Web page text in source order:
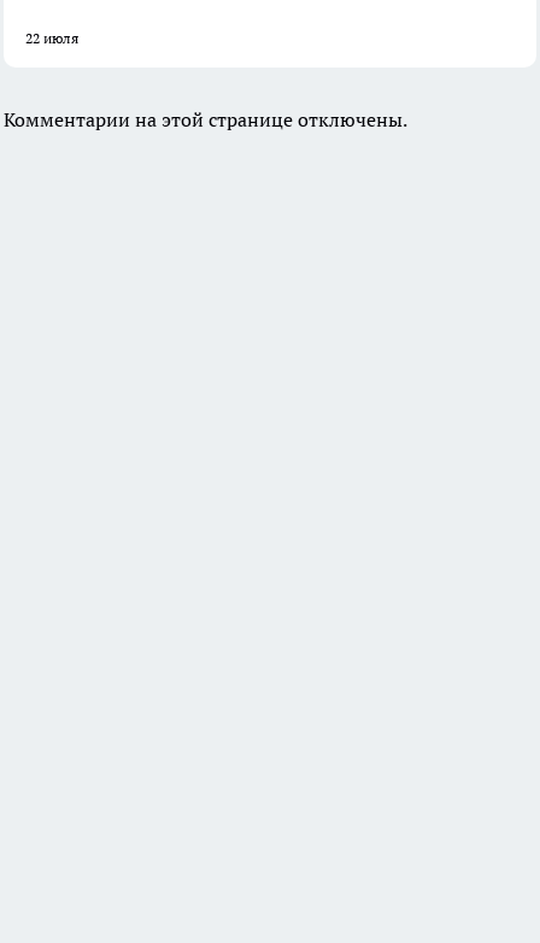
22 июля
Комментарии на этой странице отключены.